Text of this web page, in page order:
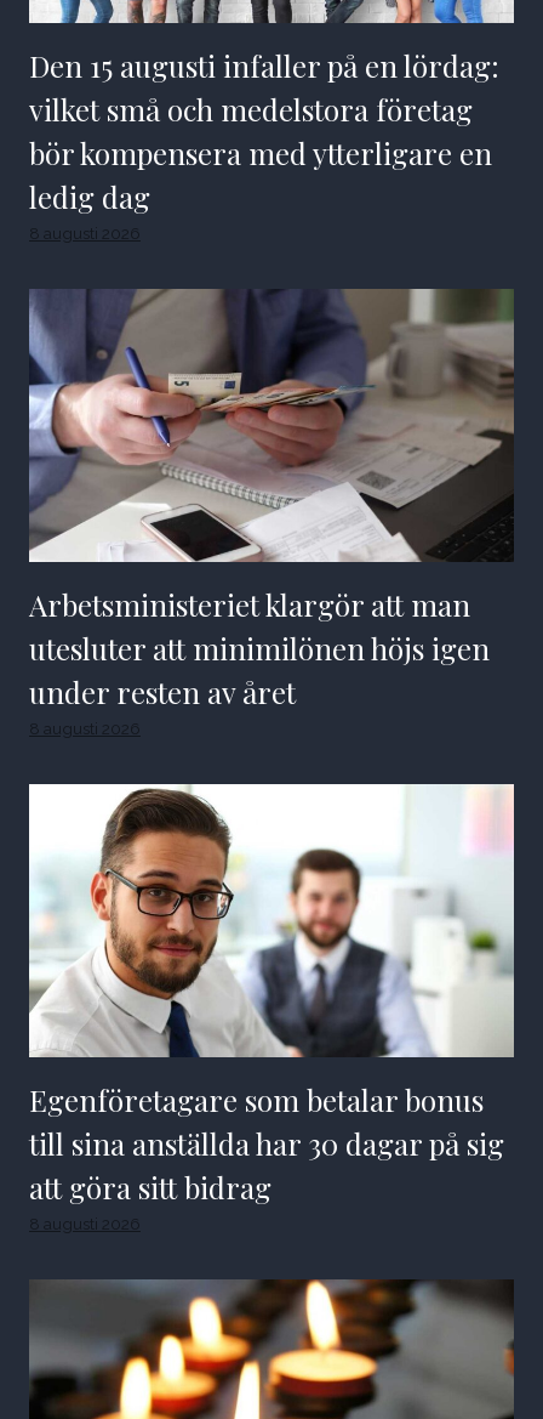
Den 15 augusti infaller på en lördag:
vilket små och medelstora företag
bör kompensera med ytterligare en
ledig dag
8 augusti 2026
Arbetsministeriet klargör att man
utesluter att minimilönen höjs igen
under resten av året
8 augusti 2026
Egenföretagare som betalar bonus
till sina anställda har 30 dagar på sig
att göra sitt bidrag
8 augusti 2026